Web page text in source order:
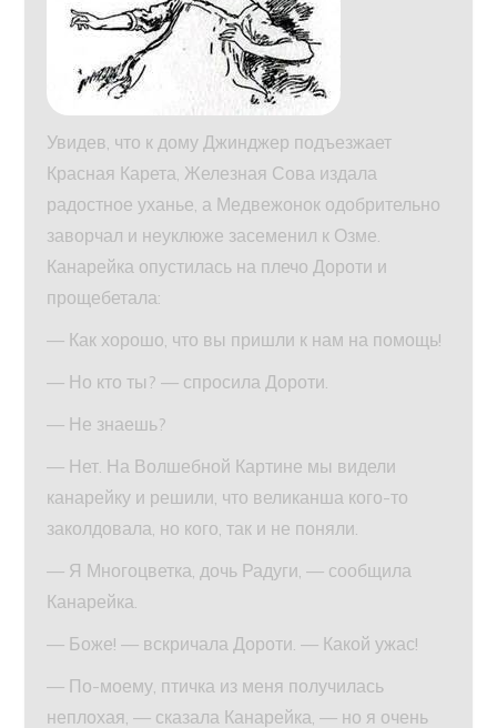
Увидев, что к дому Джинджер подъезжает
Красная Карета, Железная Сова издала
радостное уханье, а Медвежонок одобрительно
заворчал и неуклюже засеменил к Озме.
Канарейка опустилась на плечо Дороти и
прощебетала:
— Как хорошо, что вы пришли к нам на помощь!
— Но кто ты? — спросила Дороти.
— Не знаешь?
— Нет. На Волшебной Картине мы видели
канарейку и решили, что великанша кого-то
заколдовала, но кого, так и не поняли.
— Я Многоцветка, дочь Радуги, — сообщила
Канарейка.
— Боже! — вскричала Дороти. — Какой ужас!
— По-моему, птичка из меня получилась
неплохая, — сказала Канарейка, — но я очень